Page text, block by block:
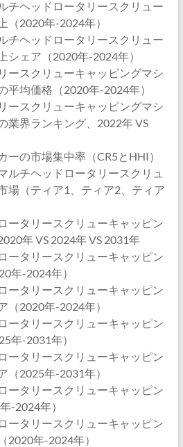
チヘッドロータリースクリュー
（2020年-2024年）
チヘッドロータリースクリュー
シェア（2020年-2024年）
ースクリューキャッピングマシ
平均価格（2020年-2024年）
ースクリューキャッピングマシ
業界ランキング、2022年 VS
ーの市場集中率（CR5とHHI）
ルチヘッドロータリースクリュ
場（ティア1、ティア2、ティア
ータリースクリューキャッピン
年 VS 2024年 VS 2031年
ータリースクリューキャッピン
年-2024年）
ータリースクリューキャッピン
（2020年-2024年）
ータリースクリューキャッピン
年-2031年）
ータリースクリューキャッピン
（2025年-2031年）
ータリースクリューキャッピン
-2024年）
ータリースクリューキャッピン
2020年-2024年）